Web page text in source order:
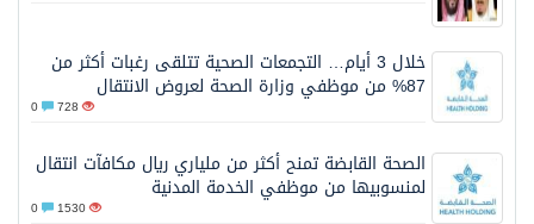
خلال 3 أيام… التجمعات الصحية تتلقى رغبات أكثر من
87% من موظفي وزارة الصحة لعروض الانتقال
728
الصحة القابضة تمنح أكثر من ملياري ريال مكافآت انتقال
لمنسوبيها من موظفي الخدمة المدنية
1530